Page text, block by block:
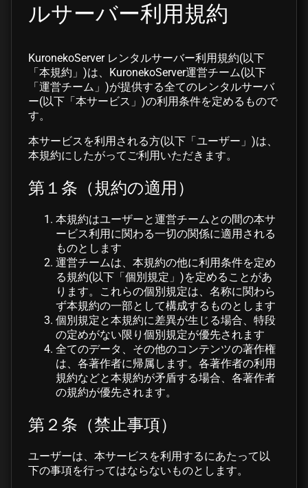
ルサーバー利用規約
KuronekoServer レンタルサーバー利用規約(以下
「本規約」)は、KuronekoServer運営チーム(以下
「運営チーム」)が提供する全てのレンタルサーバ
ー(以下「本サービス」)の利用条件を定めるもので
す。
本サービスを利用される方(以下「ユーザー」)は、
本規約にしたがってご利用いただきます。
第１条（規約の適用）
本規約はユーザーと運営チームとの間の本サ
ービス利用に関わる一切の関係に適用される
ものとします
運営チームは、本規約の他に利用条件を定め
る規約(以下「個別規定」)を定めることがあ
ります。これらの個別規定は、名称に関わら
ず本規約の一部として構成するものとします
個別規定と本規約に差異が生じる場合、特段
の定めがない限り個別規定が優先されます
全てのデータ、その他のコンテンツの著作権
は、各著作者に帰属します。各著作者の利用
規約などと本規約が矛盾する場合、各著作者
の規約が優先されます。
第２条（禁止事項）
ユーザーは、本サービスを利用するにあたって以
下の事項を行ってはならないものとします。